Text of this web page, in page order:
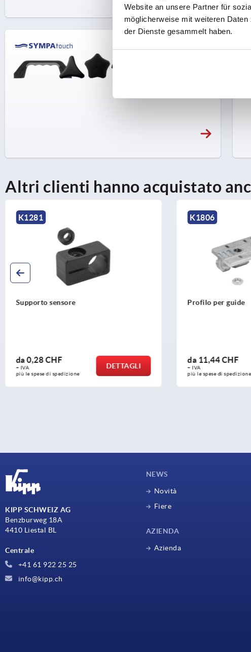
Website an unsere Partner für
möglicherweise mit weiteren
der Dienste gesammelt haben.
Altri clienti hanno acquistato
K1281
sensore
0,28 CHF
le spese di spedizione
DETTAGLI
K1806
Profilo per guide
11,44 CHF
più le spese di spedizione
KIPP SCHWEIZ AG
Benzburweg 18A
4410 Liestal BL
Centrale
+41 61 922 25 25
info@kipp.ch
NEWS
Novità
Fiere
AZIENDA
Azienda